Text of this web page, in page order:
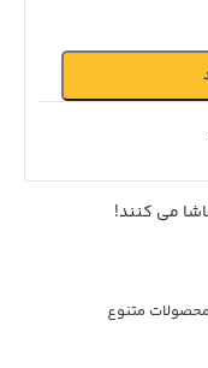
می کنند!
محصولات متنوع